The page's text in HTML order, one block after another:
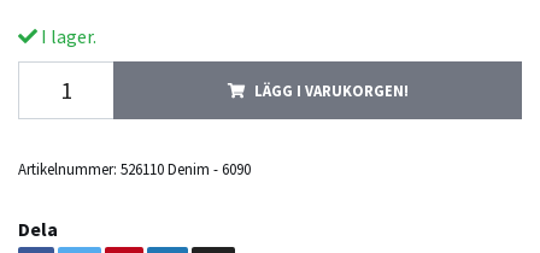
I lager.
LÄGG I VARUKORGEN!
Artikelnummer: 526110 Denim - 6090
Dela